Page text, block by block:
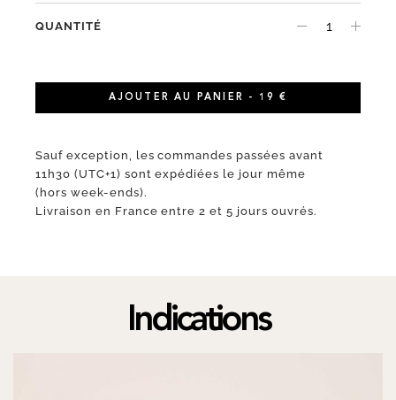
QUANTITÉ
AJOUTER AU PANIER - 19 €
Sauf exception, les commandes passées avant
11h30 (UTC+1) sont expédiées le jour même
(hors week-ends).
Livraison en France entre 2 et 5 jours ouvrés.
Indications